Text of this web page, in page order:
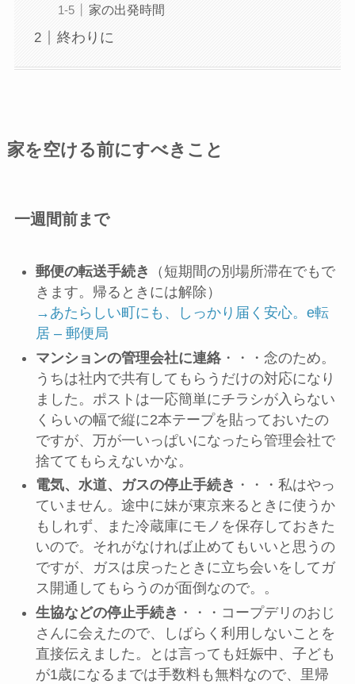
家の出発時間
終わりに
家を空ける前にすべきこと
一週間前まで
郵便の転送手続き
（短期間の別場所滞在でもで
きます。帰るときには解除）
→あたらしい町にも、しっかり届く安心。e転
居 – 郵便局
マンションの管理会社に連絡・・・念のため。
うちは社内で共有してもらうだけの対応になり
ました。ポストは一応簡単にチラシが入らない
くらいの幅で縦に2本テープを貼っておいたの
ですが、万が一いっぱいになったら管理会社で
捨ててもらえないかな。
電気、水道、ガスの停止手続き ・・・私はやっ
ていません。途中に妹が東京来るときに使うか
もしれず、また冷蔵庫にモノを保存しておきた
いので。それがなければ止めてもいいと思うの
ですが、ガスは戻ったときに立ち会いをしてガ
ス開通してもらうのが面倒なので。。
生協などの停止手続き ・・・コープデリのおじ
さんに会えたので、しばらく利用しないことを
直接伝えました。とは言っても妊娠中、子ども
が1歳になるまでは手数料も無料なので、里帰